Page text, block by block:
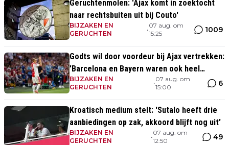
Geruchtenmolen: 'Ajax komt in zoektocht
naar rechtsbuiten uit bij Couto'
BIJZAKEN EN
GERUCHTEN
•
07 aug. om
15:25
1009
Godts wil door voordeur bij Ajax vertrekken:
'Barcelona en Bayern waren ook heel
serieus'
BIJZAKEN EN
GERUCHTEN
•
07 aug. om
15:00
6
Kroatisch medium stelt: 'Sutalo heeft drie
aanbiedingen op zak, akkoord blijft nog uit'
BIJZAKEN EN
GERUCHTEN
•
07 aug. om
12:50
49